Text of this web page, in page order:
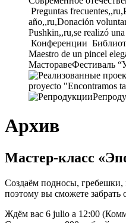
Preguntas
año,,ru,Donación
Pushkin,,ru,se realizó
Конференции
Maestro de un pincel
МасторавеФестиваль
proyecto "Encontramos
Архив
Мастер-класс
Создаём подносы, гребешки,
поэтому вы сможете
Ждём вас 6 julio a 12:00